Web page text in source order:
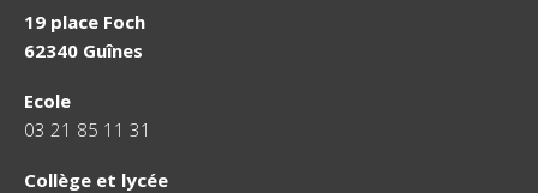
19 place Foch
62340 Guînes
Ecole
03 21 85 11 31
Collège et lycée